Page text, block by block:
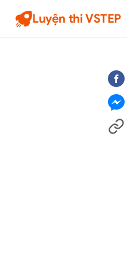
Luyện thi VSTEP